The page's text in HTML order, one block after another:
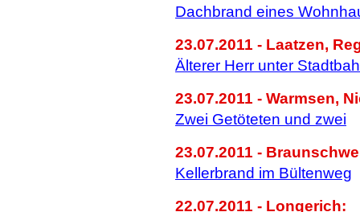
Dachbrand eines
23.07.2011 - Laatzen,
Älterer Herr unter
23.07.2011 - Warmsen,
Zwei Getöteten und zwei
23.07.2011 -
Kellerbrand im Bültenweg
22.07.2011 - Longerich: